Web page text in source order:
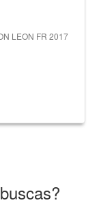
LEON FR 2017